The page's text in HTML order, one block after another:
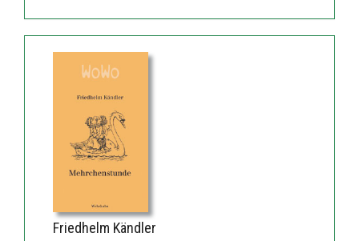
Friedhelm Kändler